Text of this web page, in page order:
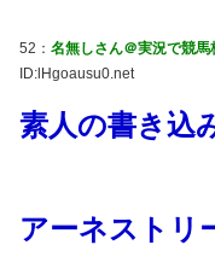
52： 名無しさん＠実況で競馬
ID:lHgoausu0.net
素人の書き込
アーネストリ